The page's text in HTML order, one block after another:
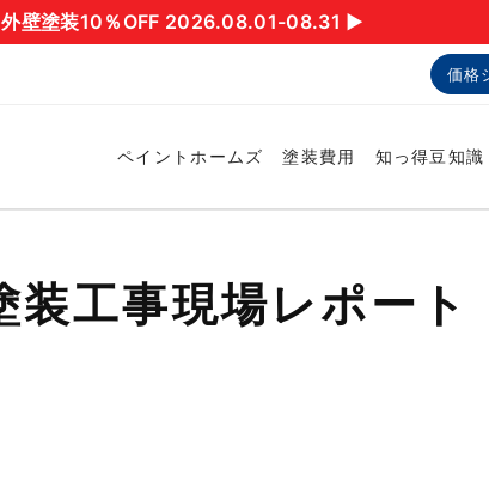
外壁塗装10％OFF 2026.08.01-08.31 ▶︎
価格
ペイントホームズ 塗装費用 知っ得豆知識
装工事現場レポート